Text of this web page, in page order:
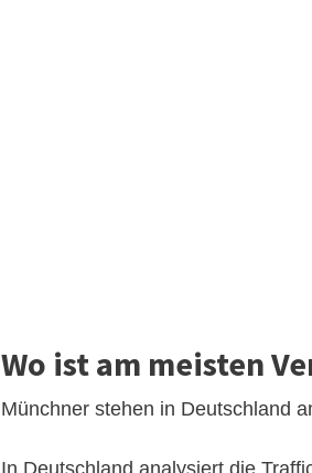
Wo ist am meisten
Münchner stehen in Deutschland
In Deutschland analysiert die